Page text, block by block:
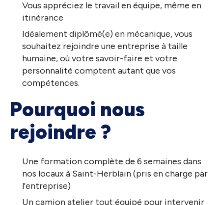
Vous appréciez le travail en équipe, même en
itinérance
Idéalement diplômé(e) en mécanique, vous
souhaitez rejoindre une entreprise à taille
humaine, où votre savoir-faire et votre
personnalité comptent autant que vos
compétences.
Pourquoi nous
rejoindre ?
Une formation complète de 6 semaines dans
nos locaux à Saint-Herblain (pris en charge par
l'entreprise)
Un camion atelier tout équipé pour intervenir